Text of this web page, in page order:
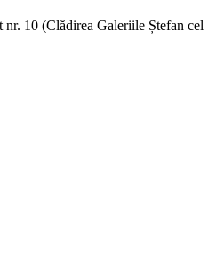
10 (Clădirea Galeriile Ștefan cel